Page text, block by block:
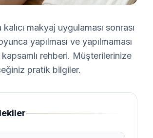
makyaj uygulaması sonrası
yapılması ve yapılmaması
rehberi. Müşterilerinize
pratik bilgiler.